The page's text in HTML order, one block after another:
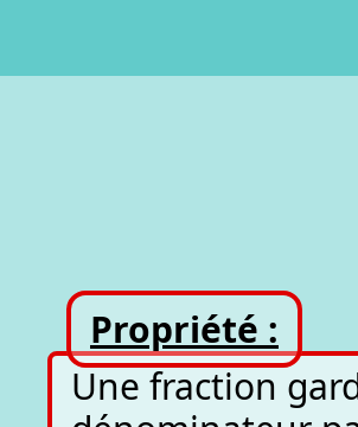
Propriété :
Une fraction